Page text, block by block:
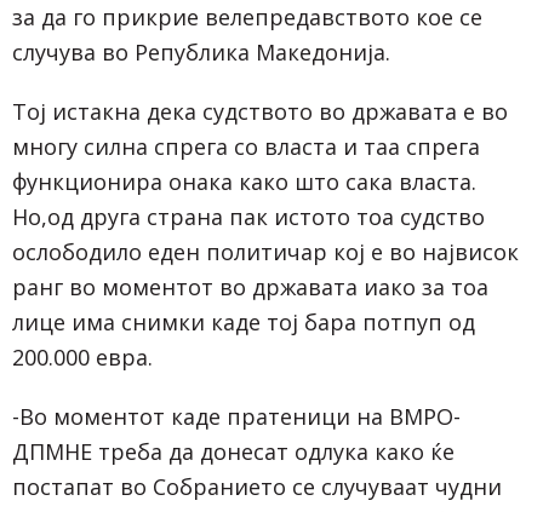
за да го прикрие велепредавството кое се
случува во Република Македонија.
Тој истакна дека судството во државата е во
многу силна спрега со власта и таа спрега
функционира онака како што сака власта.
Но,од друга страна пак истото тоа судство
ослободило еден политичар кој е во највисок
ранг во моментот во државата иако за тоа
лице има снимки каде тој бара потпуп од
200.000 евра.
-Во моментот каде пратеници на ВМРО-
ДПМНЕ треба да донесат одлука како ќе
постапат во Собранието се случуваат чудни